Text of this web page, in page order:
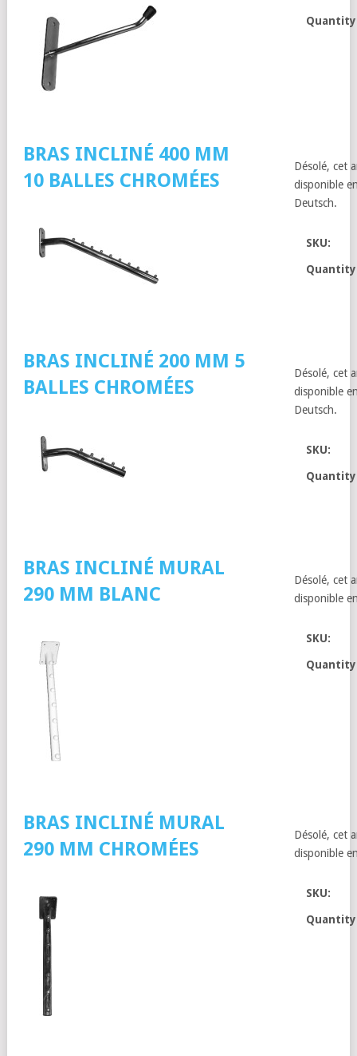
BRAS INCLINÉ 400 MM
10 BALLES CHROMÉES
Désolé, cet
disponible
Deutsch.
SKU:
BRAS INCLINÉ 200 MM 5
BALLES CHROMÉES
Désolé, cet
disponible
Deutsch.
SKU:
BRAS INCLINÉ MURAL
290 MM BLANC
Désolé, cet
disponible
SKU:
BRAS INCLINÉ MURAL
290 MM CHROMÉES
Désolé, cet
disponible
SKU: